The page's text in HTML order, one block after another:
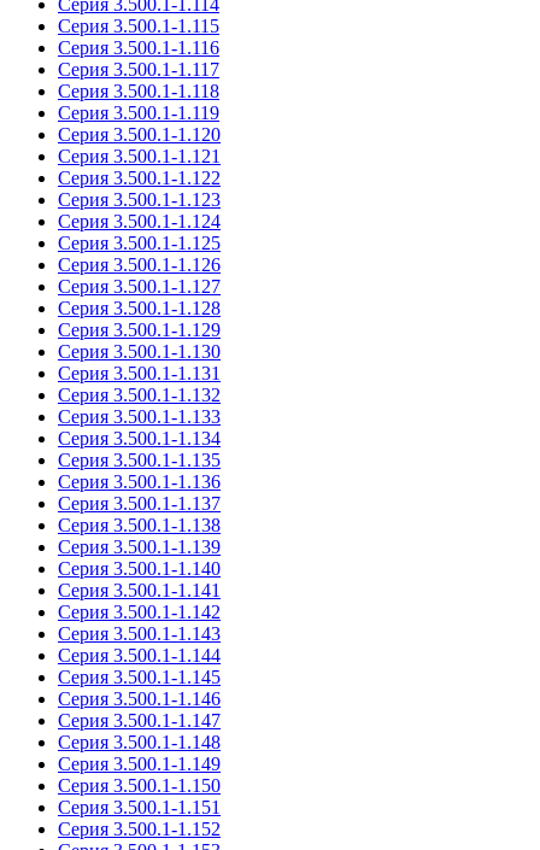
Серия 3.500.1-1.115
Серия 3.500.1-1.116
Серия 3.500.1-1.117
Серия 3.500.1-1.118
Серия 3.500.1-1.119
Серия 3.500.1-1.120
Серия 3.500.1-1.121
Серия 3.500.1-1.122
Серия 3.500.1-1.123
Серия 3.500.1-1.124
Серия 3.500.1-1.125
Серия 3.500.1-1.126
Серия 3.500.1-1.127
Серия 3.500.1-1.128
Серия 3.500.1-1.129
Серия 3.500.1-1.130
Серия 3.500.1-1.131
Серия 3.500.1-1.132
Серия 3.500.1-1.133
Серия 3.500.1-1.134
Серия 3.500.1-1.135
Серия 3.500.1-1.136
Серия 3.500.1-1.137
Серия 3.500.1-1.138
Серия 3.500.1-1.139
Серия 3.500.1-1.140
Серия 3.500.1-1.141
Серия 3.500.1-1.142
Серия 3.500.1-1.143
Серия 3.500.1-1.144
Серия 3.500.1-1.145
Серия 3.500.1-1.146
Серия 3.500.1-1.147
Серия 3.500.1-1.148
Серия 3.500.1-1.149
Серия 3.500.1-1.150
Серия 3.500.1-1.151
Серия 3.500.1-1.152